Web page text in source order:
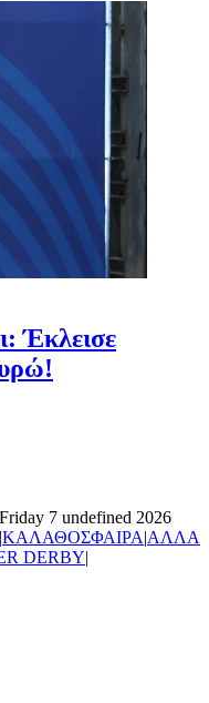
Έκλεισε
Friday 7 undefined 2026
|ΚΑΛΑΘΟΣΦΑΙΡΑ|ΑΛΛΑ
DERBY|